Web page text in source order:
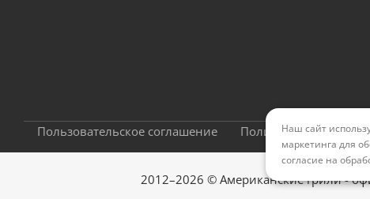
Пользовательское соглашение Политика
2012–2026 © Американские грили -
Наш сайт
маркетинга для
согласие на